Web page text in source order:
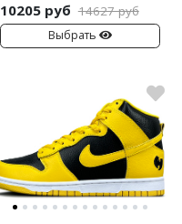
10205 руб 14627 руб
Выбрать